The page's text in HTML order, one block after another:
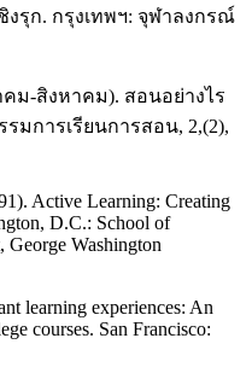
รุก. กรุงเทพฯ: จุฬาลงกรณ์
ม-สิงหาคม). สอนอย่างไร
รมการเรียนการสอน, 2,(2),
Active Learning: Creating
D.C.: School of
George Washington
learning experiences: An
courses. San Francisco: